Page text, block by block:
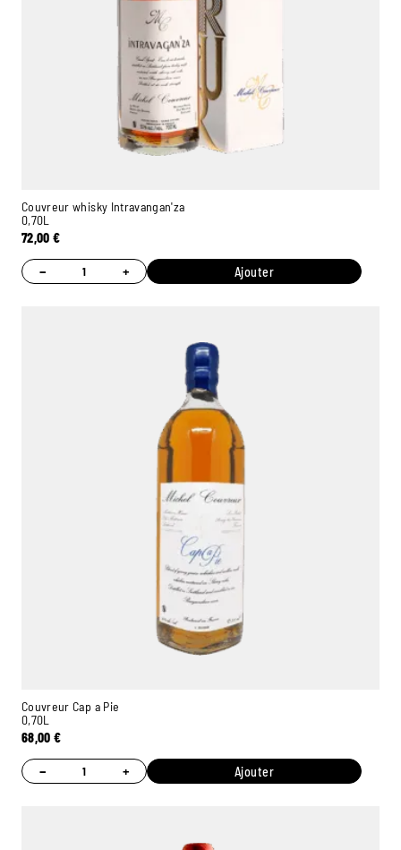
Couvreur whisky Intravangan'za
0,70L
72,00€
− + Ajouter
Couvreur Cap a Pie
0,70L
68,00€
− + Ajouter